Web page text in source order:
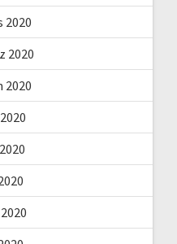
2020
2020
2020